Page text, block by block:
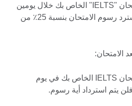
إذا قمت بإلغاء تسجيل امتحان "IELTS" الخاص بك خلال يومين
من موعد الامتحان، فستسترد رسوم الامتحان بنسبة 25٪ من
إذا قمت بإلغاء تسجيل امتحان‏ IELTS الخاص بك في يوم
فلن يتم استرداد أية رسوم.